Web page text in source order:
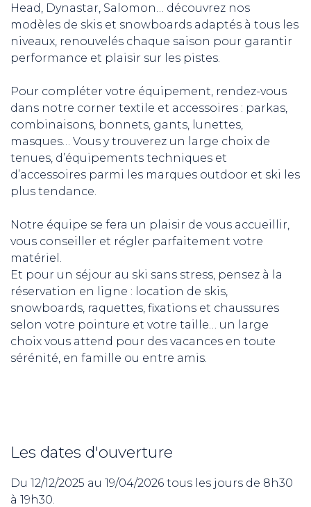
Head, Dynastar, Salomon… découvrez nos
modèles de skis et snowboards adaptés à tous les
niveaux, renouvelés chaque saison pour garantir
performance et plaisir sur les pistes.
Pour compléter votre équipement, rendez-vous
dans notre corner textile et accessoires : parkas,
combinaisons, bonnets, gants, lunettes,
masques… Vous y trouverez un large choix de
tenues, d’équipements techniques et
d’accessoires parmi les marques outdoor et ski les
plus tendance.
Notre équipe se fera un plaisir de vous accueillir,
vous conseiller et régler parfaitement votre
matériel.
Et pour un séjour au ski sans stress, pensez à la
réservation en ligne : location de skis,
snowboards, raquettes, fixations et chaussures
selon votre pointure et votre taille… un large
choix vous attend pour des vacances en toute
sérénité, en famille ou entre amis.
Les dates d'ouverture
Du 12/12/2025 au 19/04/2026 tous les jours de 8h30
à 19h30.